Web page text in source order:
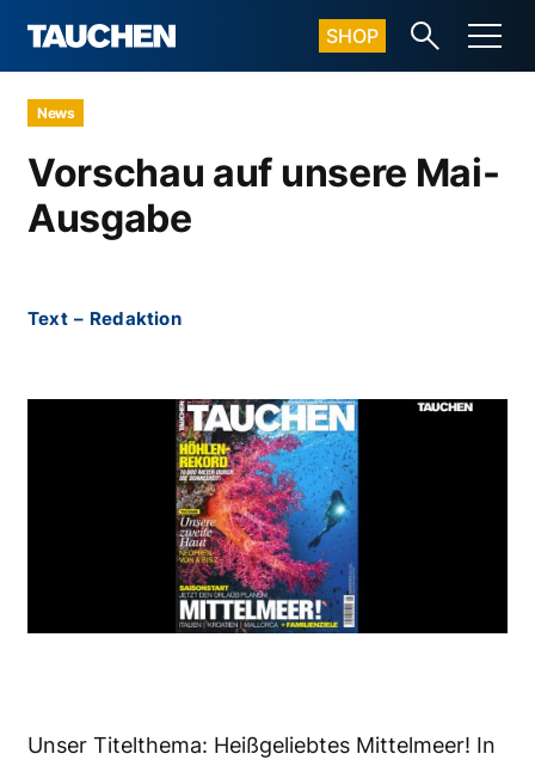
SHOP
News
Vorschau auf unsere Mai-
Ausgabe
Text – Redaktion
Unser Titelthema: Heißgeliebtes Mittelmeer! In